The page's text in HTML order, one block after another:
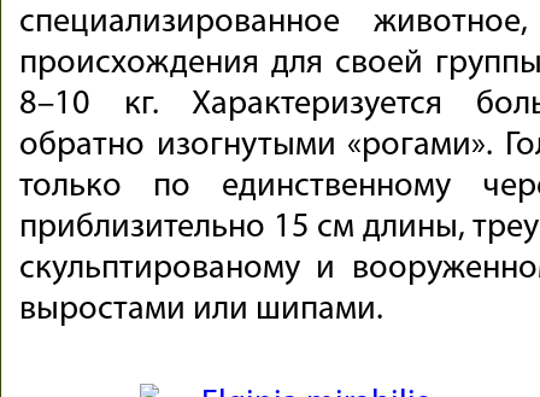
специализированное
происхождения для своей
8–10 кг. Характеризуется
обратно изогнутыми «рогами».
только по единственному
приблизительно 15 см длины,
скульптированому и
выростами или шипами.